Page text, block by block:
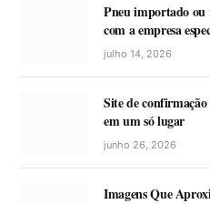
Pneu importado ou
com a empresa
julho 14, 2026
Site de confirmação
em um só lugar
junho 26, 2026
Imagens Que